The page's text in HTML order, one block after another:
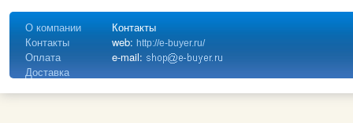
О компании
Контакты
Оплата
Доставка
Контакты
web: http://e-buyer.ru/
e-mail: